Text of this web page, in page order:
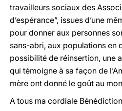
travailleurs sociaux des
d’espérance”, issues d’une
pour donner aux personnes
sans-abri, aux populations en
possibilité de réinsertion, une
qui témoigne à sa façon de
mère ont donné le goût au
A tous ma cordiale